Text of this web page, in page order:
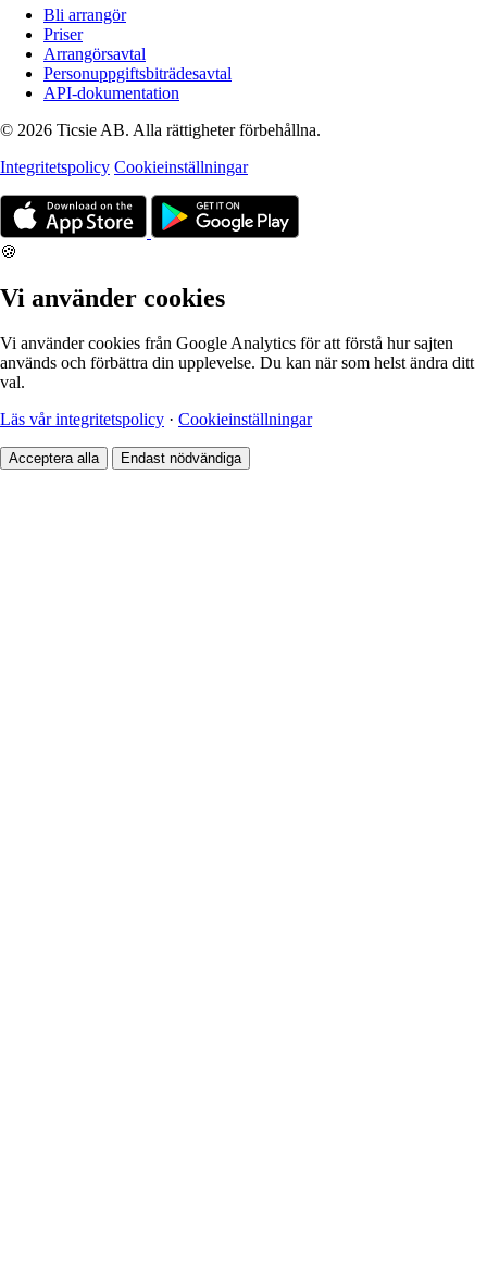
Bli arrangör
Priser
Arrangörsavtal
Personuppgiftsbiträdesavtal
API-dokumentation
© 2026 Ticsie AB. Alla rättigheter förbehållna.
Integritetspolicy Cookieinställningar
🍪
Vi använder cookies
Vi använder cookies från Google Analytics för att förstå hur sajten
används och förbättra din upplevelse. Du kan när som helst ändra ditt
val.
Läs vår integritetspolicy · Cookieinställningar
Acceptera alla Endast nödvändiga